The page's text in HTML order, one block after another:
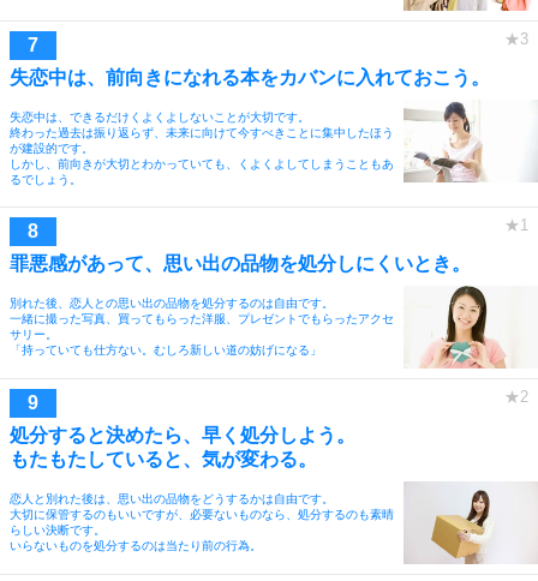
失恋中は、前向きになれる本をカバンに入れておこう。
失恋中は、できるだけくよくよしないことが大切です。
終わった過去は振り返らず、未来に向けて今すべきことに集中したほう
が建設的です。
しかし、前向きが大切とわかっていても、くよくよしてしまうこともあ
るでしょう。
罪悪感があって、思い出の品物を処分しにくいとき。
別れた後、恋人との思い出の品物を処分するのは自由です。
一緒に撮った写真、買ってもらった洋服、プレゼントでもらったアクセ
サリー。
「持っていても仕方ない。むしろ新しい道の妨げになる」
処分すると決めたら、早く処分しよう。
もたもたしていると、気が変わる。
恋人と別れた後は、思い出の品物をどうするかは自由です。
大切に保管するのもいいですが、必要ないものなら、処分するのも素晴
らしい決断です。
いらないものを処分するのは当たり前の行為。